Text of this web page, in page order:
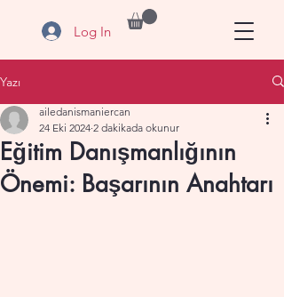
Log In
Yazı
Eğitim Danışmanlığının
Önemi: Başarının Anahtarı
ailedanismaniercan
24 Eki 2024 2 dakikada okunur